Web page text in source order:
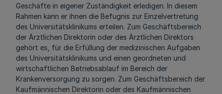
Geschäfte in eigener Zuständigkeit erledigen. In diesem
Rahmen kann er ihnen die Befugnis zur Einzelvertretung
des Universitätsklinikums erteilen. Zum Geschäftsbereich
der Ärztlichen Direktorin oder des Ärztlichen Direktors
gehört es, für die Erfüllung der medizinischen Aufgaben
des Universitätsklinikums und einen geordneten und
wirtschaftlichen Betriebsablauf im Bereich der
Krankenversorgung zu sorgen. Zum Geschäftsbereich der
Kaufmännischen Direktorin oder des Kaufmännischen